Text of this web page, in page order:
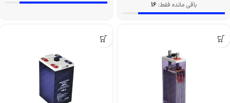
باقی مانده فقط: 16